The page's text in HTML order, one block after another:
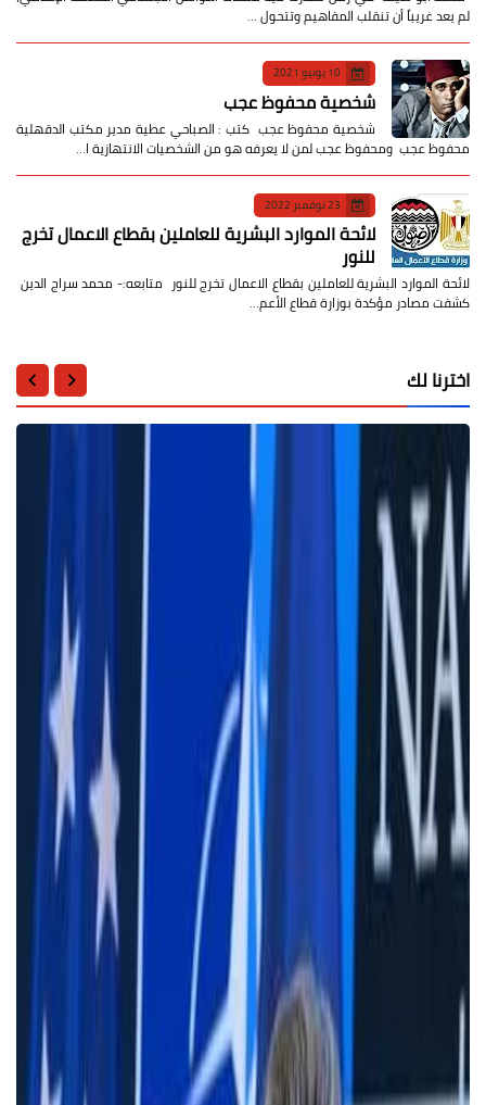
لم يعد غريباً أن تنقلب المفاهيم وتتحول …
10 يونيو 2021
شخصية محفوظ عجب
شخصية محفوظ عجب كتب : الصباحي عطية مدير مكتب الدقهلية
محفوظ عجب ومحفوظ عجب لمن لا يعرفه هو من الشخصيات الانتهازية ا…
23 نوفمبر 2022
لائحة الموارد البشرية للعاملين بقطاع الاعمال تخرج
للنور
لائحة الموارد البشرية للعاملين بقطاع الاعمال تخرج للنور متابعه:- محمد سراج الدين
كشفت مصادر مؤكدة بوزارة قطاع الأعم…
اخترنا لك